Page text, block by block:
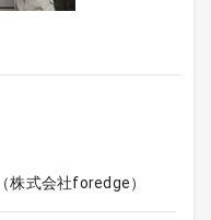
株式会社foredge）